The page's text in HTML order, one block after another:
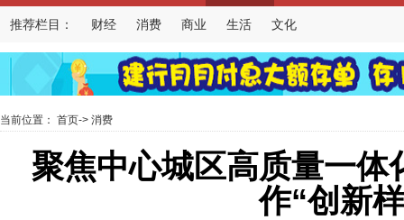
推荐栏目： 财经 消费 商业 生活 文化
当前位置： 首页-> 消费
聚焦中心城区高质量一体
作“创新